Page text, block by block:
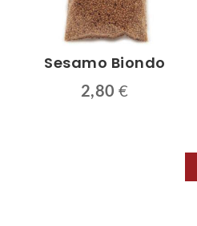
Sesamo Biondo
2,80€